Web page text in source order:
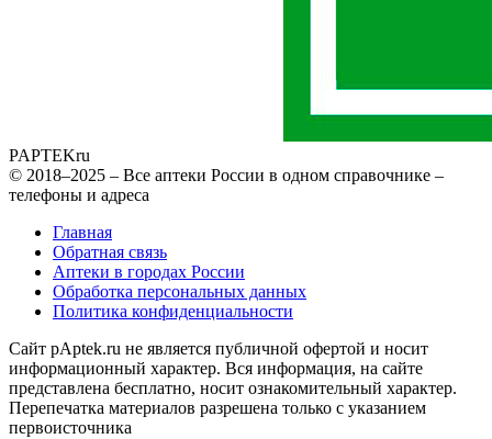
PAPTEKru
© 2018–2025 – Все аптеки России в одном справочнике –
телефоны и адреса
Главная
Обратная связь
Аптеки в городах России
Обработка персональных данных
Политика конфиденциальности
Сайт pAptek.ru не является публичной офертой и носит
информационный характер. Вся информация, на сайте
представлена бесплатно, носит ознакомительный характер.
Перепечатка материалов разрешена только с указанием
первоисточника